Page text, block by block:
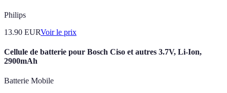
Philips
13.90 EURVoir le prix
Cellule de batterie pour Bosch Ciso et autres 3.7V, Li-Ion,
2900mAh
Batterie Mobile